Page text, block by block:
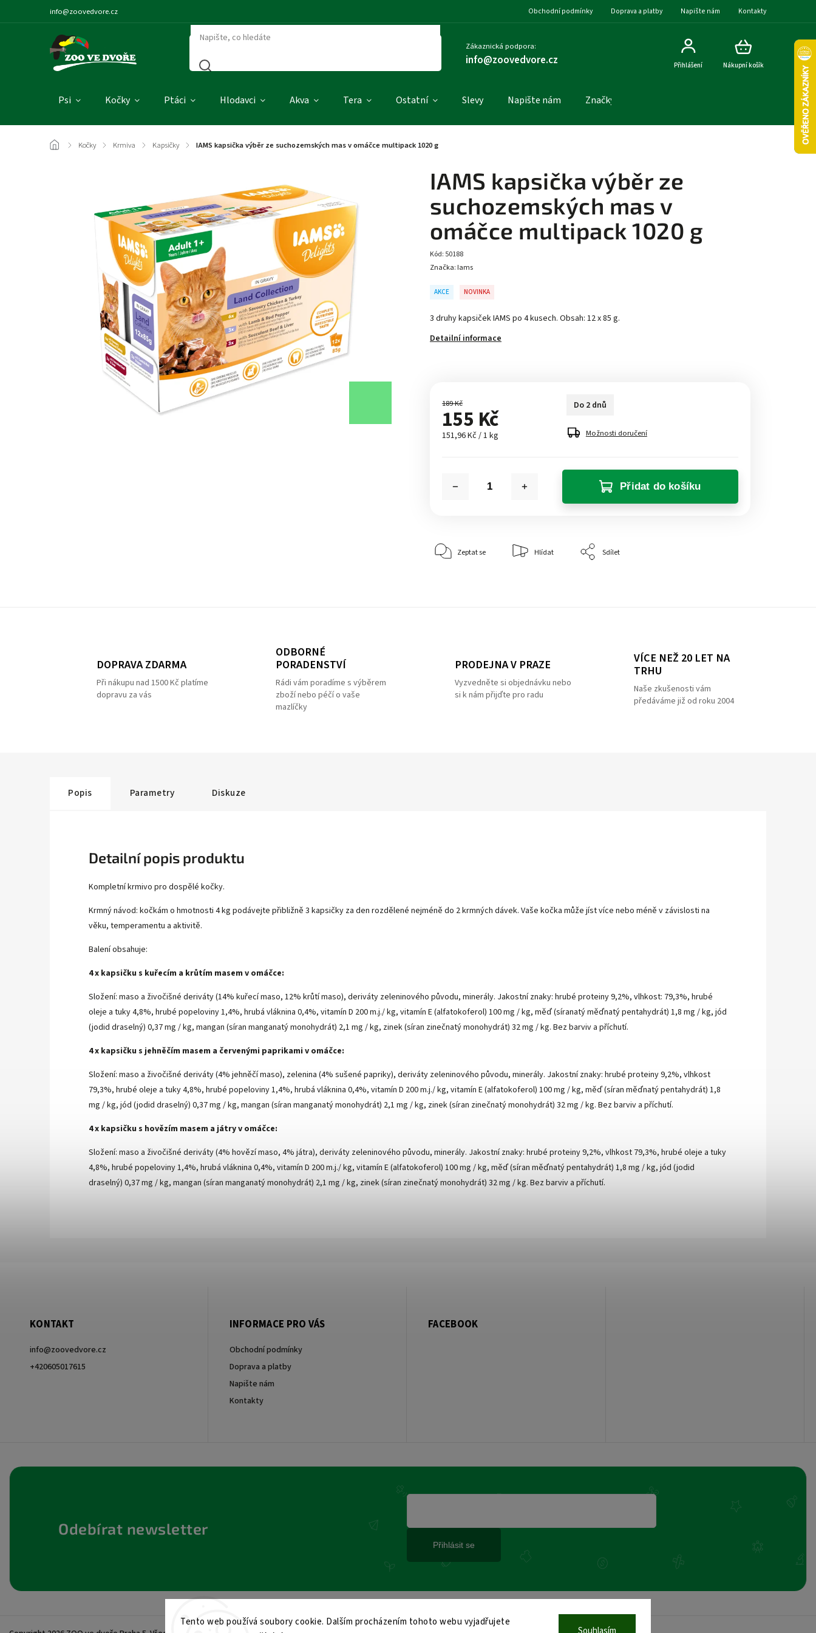
Tento web používá soubory cookie. Dalším procházením tohoto webu vyjadřujete
info@zoovedvore.cz Obchodní podmínky Doprava a platby Napište nám Kontakty
Zákaznická podpora:
info@zoovedvore.cz Nákupní košík
Přihlášení
Psi Kočky Ptáci Hlodavci Akva Tera Ostatní Slevy Napište nám Značky
/ Kočky / Krmiva / Kapsičky / IAMS kapsička výběr ze suchozemských mas v omáčce multipack 1020 g
IAMS kapsička výběr ze
suchozemských mas v
omáčce multipack 1020 g
Kód: 50188
3 druhy kapsiček IAMS po 4 kusech. Obsah: 12 x 85 g.
Detailní informace
AKCE NOVINKA
Značka: Iams
189 Kč
155 Kč
151,96 Kč / 1 kg
Do 2 dnů
Možnosti doručení
Přidat do košíku
Zeptat se Hlídat Sdílet
DOPRAVA ZDARMA
Při nákupu nad 1500 Kč platíme
dopravu za vás
ODBORNÉ
PORADENSTVÍ
Rádi vám poradíme s výběrem
zboží nebo péčí o vaše
mazlíčky
PRODEJNA V PRAZE
Vyzvedněte si objednávku nebo
si k nám přijďte pro radu
VÍCE NEŽ 20 LET NA
TRHU
Naše zkušenosti vám
předáváme již od roku 2004
Popis Parametry Diskuze
Detailní popis produktu
Kompletní krmivo pro dospělé kočky.
Krmný návod: kočkám o hmotnosti 4 kg podávejte přibližně 3 kapsičky za den rozdělené nejméně do 2 krmných dávek. Vaše kočka může jíst více nebo méně v závislosti na
věku, temperamentu a aktivitě.
Balení obsahuje:
4 x kapsičku s kuřecím a krůtím masem v omáčce:
Složení: maso a živočišné deriváty (14% kuřecí maso, 12% krůtí maso), deriváty zeleninového původu, minerály. Jakostní znaky: hrubé proteiny 9,2%, vlhkost: 79,3%, hrubé
oleje a tuky 4,8%, hrubé popeloviny 1,4%, hrubá vláknina 0,4%, vitamín D 200 m.j./ kg, vitamín E (alfatokoferol) 100 mg / kg, měď (síranatý měďnatý pentahydrát) 1,8 mg / kg, jód
(jodid draselný) 0,37 mg / kg, mangan (síran manganatý monohydrát) 2,1 mg / kg, zinek (síran zinečnatý monohydrát) 32 mg / kg. Bez barviv a příchutí.
4 x kapsičku s jehněčím masem a červenými paprikami v omáčce:
Složení: maso a živočišné deriváty (4% jehněčí maso), zelenina (4% sušené papriky), deriváty zeleninového původu, minerály. Jakostní znaky: hrubé proteiny 9,2%, vlhkost
79,3%, hrubé oleje a tuky 4,8%, hrubé popeloviny 1,4%, hrubá vláknina 0,4%, vitamín D 200 m.j./ kg, vitamín E (alfatokoferol) 100 mg / kg, měď (síran měďnatý pentahydrát) 1,8
mg / kg, jód (jodid draselný) 0,37 mg / kg, mangan (síran manganatý monohydrát) 2,1 mg / kg, zinek (síran zinečnatý monohydrát) 32 mg / kg. Bez barviv a příchutí.
4 x kapsičku s hovězím masem a játry v omáčce:
Složení: maso a živočišné deriváty (4% hovězí maso, 4% játra), deriváty zeleninového původu, minerály. Jakostní znaky: hrubé proteiny 9,2%, vlhkost 79,3%, hrubé oleje a tuky
4,8%, hrubé popeloviny 1,4%, hrubá vláknina 0,4%, vitamín D 200 m.j./ kg, vitamín E (alfatokoferol) 100 mg / kg, měď (síran měďnatý pentahydrát) 1,8 mg / kg, jód (jodid
draselný) 0,37 mg / kg, mangan (síran manganatý monohydrát) 2,1 mg / kg, zinek (síran zinečnatý monohydrát) 32 mg / kg. Bez barviv a příchutí.
KONTAKT
info@zoovedvore.cz
+420605017615
INFORMACE PRO VÁS
Obchodní podmínky
Doprava a platby
Napište nám
Kontakty
Odebírat newsletter
Přihlásit se
FACEBOOK